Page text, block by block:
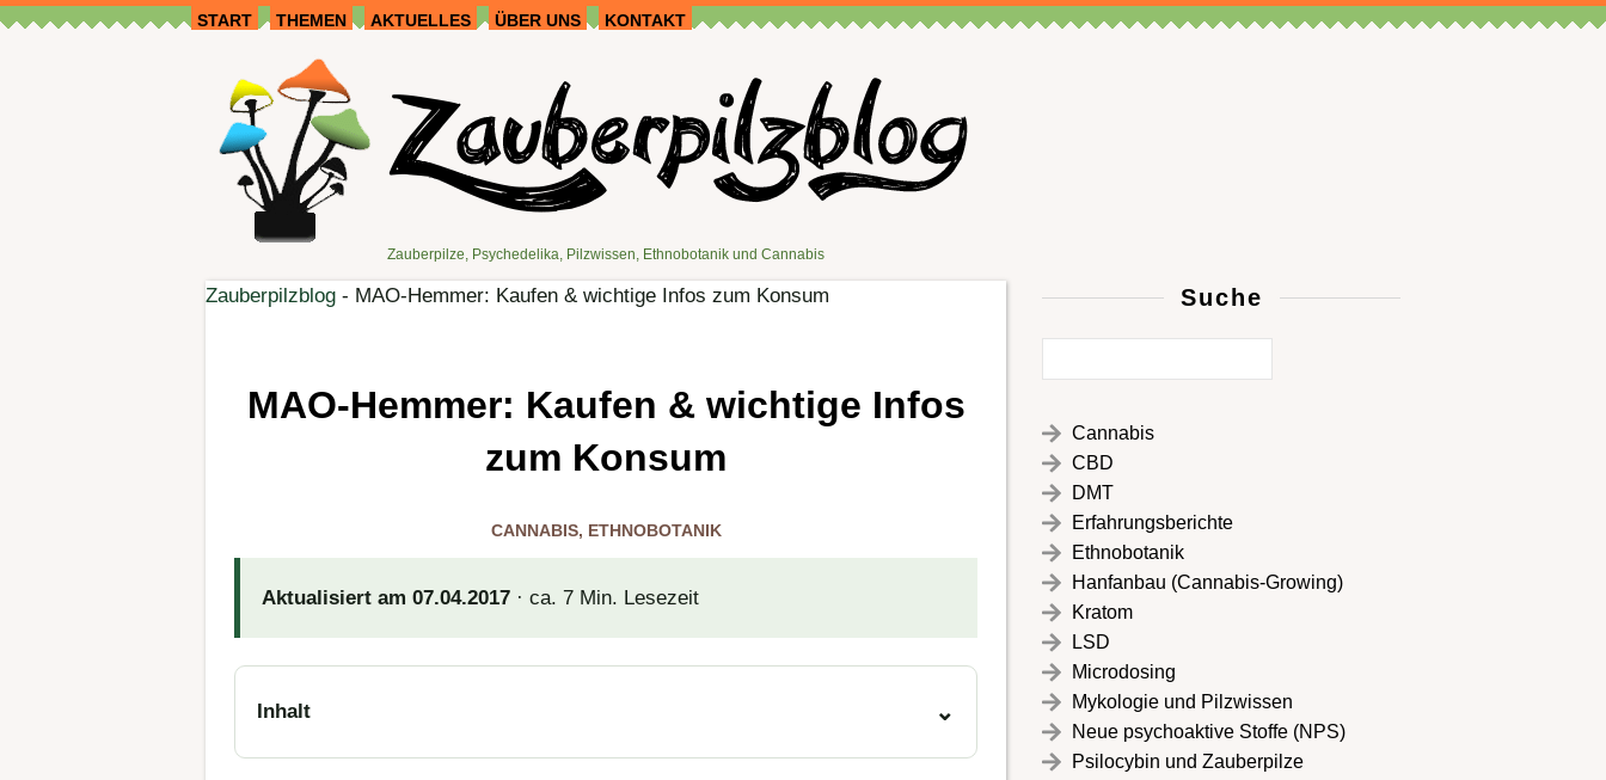
START THEMEN AKTUELLES ÜBER UNS KONTAKT
Zauberpilze, Psychedelika, Pilzwissen, Ethnobotanik und Cannabis
Zauberpilzblog - MAO-Hemmer: Kaufen & wichtige Infos zum Konsum
MAO-Hemmer: Kaufen & wichtige Infos
zum Konsum
CANNABIS, ETHNOBOTANIK
Aktualisiert am 07.04.2017· ca. 7 Min. Lesezeit
Inhalt
Suche
Cannabis
CBD
DMT
Erfahrungsberichte
Ethnobotanik
Hanfanbau (Cannabis-Growing)
Kratom
LSD
Microdosing
Mykologie und Pilzwissen
Neue psychoaktive Stoffe (NPS)
Psilocybin und Zauberpilze